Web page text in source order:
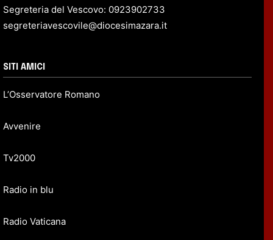
Segreteria del Vescovo: 0923902733
segreteriavescovile@diocesimazara.it
SITI AMICI
L’Osservatore Romano
Avvenire
Tv2000
Radio in blu
Radio Vaticana